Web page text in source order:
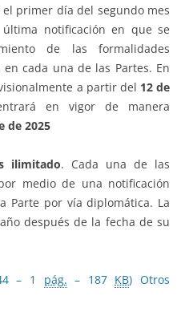
primer día del segundo mes
notificación en que se
de las formalidades
cada una de las Partes. En
a partir del 12 de
en vigor de manera
de 2025
ilimitado. Cada una de las
medio de una notificación
Parte por vía diplomática. La
después de la fecha de su
– 1 pág. – 187 KB) Otros